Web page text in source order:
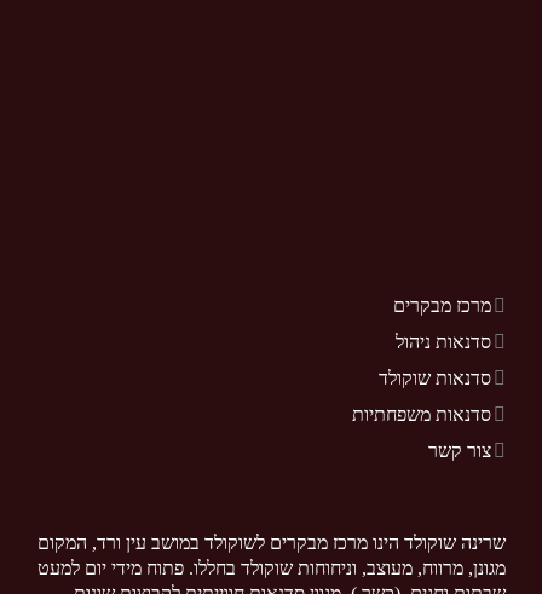
מרכז מבקרים
סדנאות ניהול
סדנאות שוקולד
סדנאות משפחתיות
צור קשר
שרינה שוקולד הינו מרכז מבקרים לשוקולד במושב עין ורד, המקום
מגונן, מרווח, מעוצב, וניחוחות שוקולד בחללו. פתוח מידי יום למעט